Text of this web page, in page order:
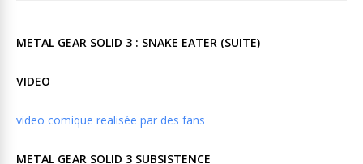
METAL GEAR SOLID 3 : SNAKE EATER (SUITE)
VIDEO
video comique realisée par des fans
METAL GEAR SOLID 3 SUBSISTENCE